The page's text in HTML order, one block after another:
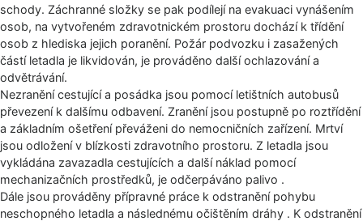
schody. Záchranné složky se pak podílejí na evakuaci vynášením
osob, na vytvořeném zdravotnickém prostoru dochází k třídění
osob z hlediska jejich poranění. Požár podvozku i zasažených
částí letadla je likvidován, je prováděno další ochlazování a
odvětrávání.
Nezranění cestující a posádka jsou pomocí letištních autobusů
převezení k dalšímu odbavení. Zranění jsou postupně po roztřídění
a základním ošetření převáženi do nemocničních zařízení. Mrtví
jsou odložení v blízkosti zdravotního prostoru. Z letadla jsou
vykládána zavazadla cestujících a další náklad pomocí
mechanizačních prostředků, je odčerpáváno palivo .
Dále jsou prováděny přípravné práce k odstranění pohybu
neschopného letadla a následnému očištěním dráhy . K odstranění